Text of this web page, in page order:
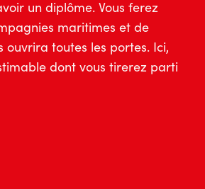
un diplôme. Vous ferez
maritimes et de
toutes les portes. Ici,
dont vous tirerez parti